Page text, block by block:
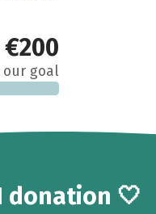
€200
our goal
donation 🤍